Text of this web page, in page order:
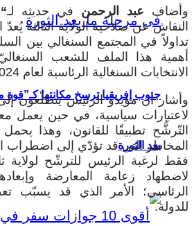
جنوب إفريقيا ترسخ مكانتها
بعد الثورة
وأضاف عبد الرحمن في حديثه لـ
النقاش عن صلاحية الولاية الثالثة
تداولاً في المجتمع السنغالي بين
أهمية هذا الملف للشعب
الانتخابات السنغالية الرئاسية لعام 2024م.
وأشار أن مؤيدو الرئيس يتطلّعون
لاعتبارات سياسية، في حين يعمل
التّرشُّح تطبيقًا للقانون، وهذا
المخاطر التي قد تؤدّي إلى اضطراب
فقط لرغبة الرئيس للترشّح لولاية
لاضطهاد زعامة المعارضة
الرئاسي؛ الأمر الذي قد يسبّب
للدولة.